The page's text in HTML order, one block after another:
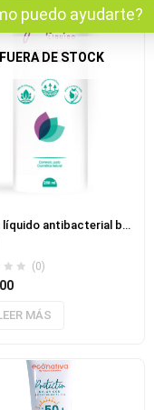
FUERA DE STOCK
Jabón líquido antibacterial botanico
(0)
MÁS
puedo ayudarte?